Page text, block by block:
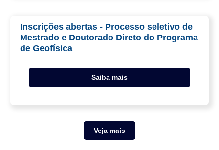
Inscrições abertas - Processo seletivo de
Mestrado e Doutorado Direto do Programa
de Geofísica
Saiba mais
Veja mais